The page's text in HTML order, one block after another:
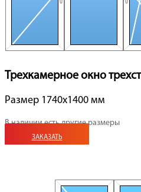
Трехкамерное окно
Размер 1740x1400 мм
В наличии есть другие размеры
ЗАКАЗАТЬ